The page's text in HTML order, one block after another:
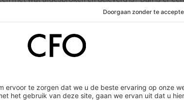
hoeft deze factuur meer te controleren, de
er facturen die meerdere bestellingen ineens
facturen oplevert. Of de factuur is al binnen, maar
je hebt dan wél een aantal keuzes te maken. Hoe
waarom CFO’s nú moeten